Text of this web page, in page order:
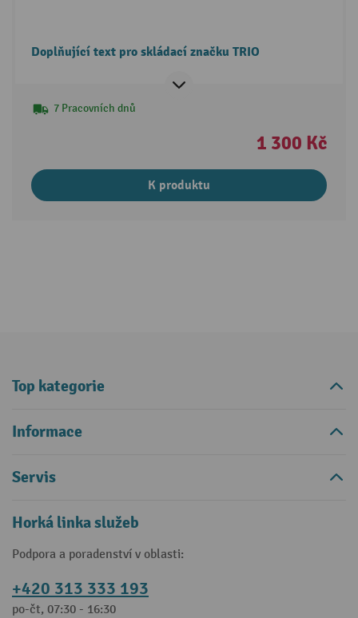
Doplňující text pro skládací značku TRIO
7 Pracovních dnů
1 300 Kč
K produktu
Top kategorie
Informace
Servis
Horká linka služeb
Podpora a poradenství v oblasti:
+420 313 333 193
po-čt, 07:30 - 16:30